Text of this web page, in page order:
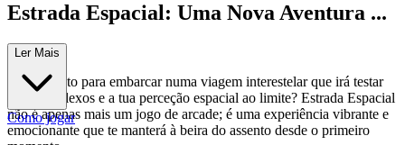
Estrada Espacial: Uma Nova Aventura ...
Espera!
Estás pronto para embarcar numa viagem interestelar que irá testar
os teus reflexos e a tua perceção espacial ao limite? Estrada Espacial
não é apenas mais um jogo de arcade; é uma experiência vibrante e
emocionante que te manterá à beira do assento desde o primeiro
Ler Mais
Como jogar